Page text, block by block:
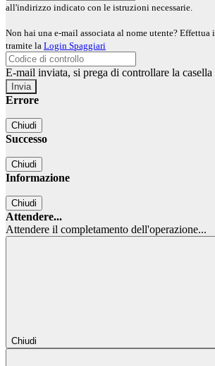
all'indirizzo indicato con le istruzioni necessarie.
Non hai una e-mail associata al nome utente? Effettua
tramite la Login Spaggiari
E-mail inviata, si prega di controllare la
Errore
Chiudi
Successo
Chiudi
Informazione
Chiudi
Attendere...
Attendere il completamento dell'operazione...
Chiudi